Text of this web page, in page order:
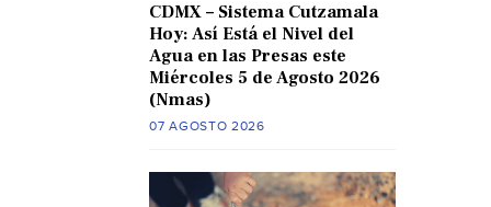
CDMX – Sistema Cutzamala
Hoy: Así Está el Nivel del
Agua en las Presas este
Miércoles 5 de Agosto 2026
(Nmas)
07 AGOSTO 2026